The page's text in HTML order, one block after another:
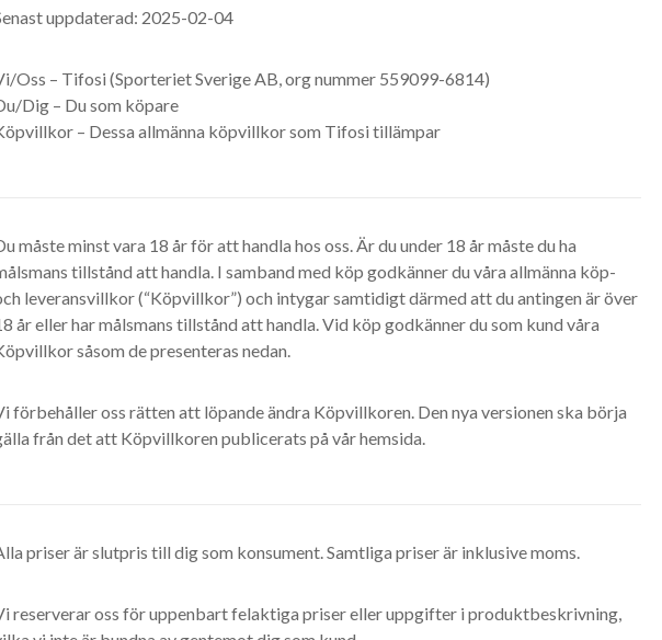
uppdaterad: 2025-02-04
Oss – Tifosi (Sporteriet Sverige AB, org nummer 559099-6814)
Dig – Du som köpare
– Dessa allmänna köpvillkor som Tifosi tillämpar
måste minst vara 18 år för att handla hos oss. Är du under 18 år måste du ha
tillstånd att handla. I samband med köp godkänner du våra allmänna köp-
leveransvillkor (“Köpvillkor”) och intygar samtidigt därmed att du antingen är över
år eller har målsmans tillstånd att handla. Vid köp godkänner du som kund våra
såsom de presenteras nedan.
förbehåller oss rätten att löpande ändra Köpvillkoren. Den nya versionen ska börja
från det att Köpvillkoren publicerats på vår hemsida.
priser är slutpris till dig som konsument. Samtliga priser är inklusive moms.
reserverar oss för uppenbart felaktiga priser eller uppgifter i produktbeskrivning,